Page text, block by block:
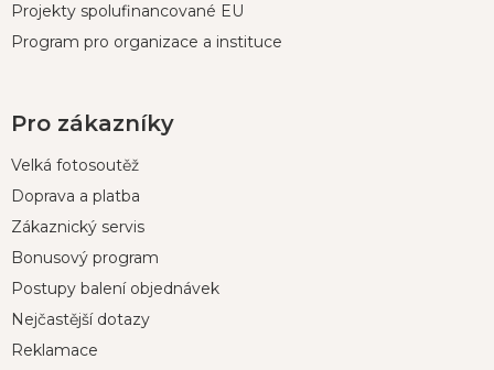
Projekty spolufinancované EU
Program pro organizace a instituce
Pro zákazníky
Velká fotosoutěž
Doprava a platba
Zákaznický servis
Bonusový program
Postupy balení objednávek
Nejčastější dotazy
Reklamace